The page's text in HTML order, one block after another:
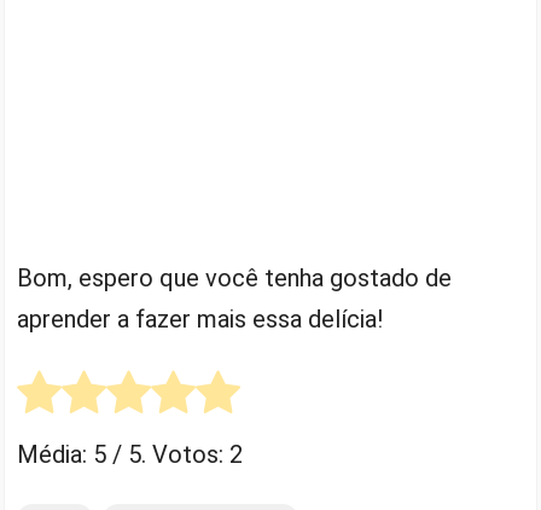
Bom, espero que você tenha gostado de
aprender a fazer mais essa delícia!
Média: 5 / 5. Votos: 2